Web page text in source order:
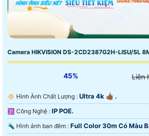
Camera HIKVISION DS-2CD2387G2H-LISU/SL
45% Liên
🔅 Hình Ành Chất Lượng : Ultra 4k 👍🏾 .
🕉️ Công Nghệ : IP POE.
🔦 Hình ảnh ban đêm : Full Color 30m Có Màu